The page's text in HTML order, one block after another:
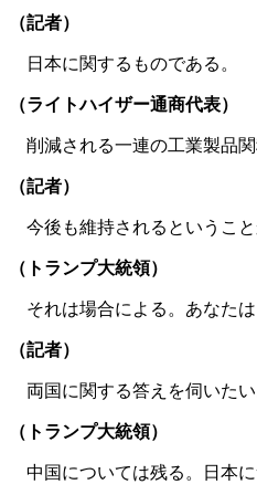
（記者）
日本に関するものである。
（ライトハイザー通商代表）
削減される一連の工業製品関
（記者）
今後も維持されるということ
（トランプ大統領）
それは場合による。あなた
（記者）
両国に関する答えを伺いたい
（トランプ大統領）
中国については残る。日本に